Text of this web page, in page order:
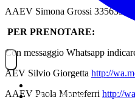
ESCURSIONI
AAEV Simona Grossi
PER PRENOTARE:
Con messaggio Whatsapp
AEV Silvio Giorgetta http://
AAEV Paola Monteferri http://